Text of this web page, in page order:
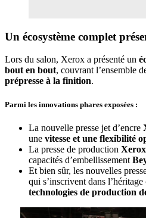
Un écosystème complet
Lors du salon, Xerox a présenté un
bout en bout, couvrant l’ensemble
prépresse à la finition.
Parmi les innovations phares exposées :
La nouvelle presse jet d’encre
une vitesse et une flexibilité
La presse de production
capacités d’embellissement
Et bien sûr, les nouvelles
qui s’inscrivent dans
technologies de production